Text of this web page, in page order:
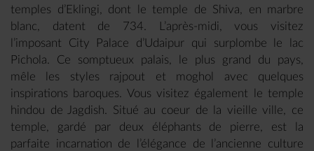
temples d’Eklingi, dont le temple de Shiva, en marbre
blanc, datent de 734. L’après-midi, vous visitez
l’imposant City Palace d’Udaipur qui surplombe le lac
Pichola. Ce somptueux palais, le plus grand du pays,
mêle les styles rajpout et moghol avec quelques
inspirations baroques. Vous visitez également le temple
hindou de Jagdish. Situé au coeur de la vieille ville, ce
temple, gardé par deux éléphants de pierre, est la
parfaite incarnation de l’élégance de l’ancienne culture